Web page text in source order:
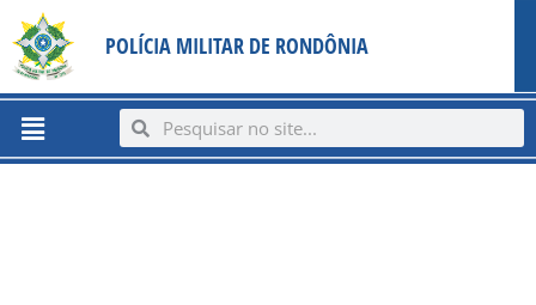
content
para
conteúdo
POLÍCIA MILITAR DE RONDÔNIA
Menu SearchSearch